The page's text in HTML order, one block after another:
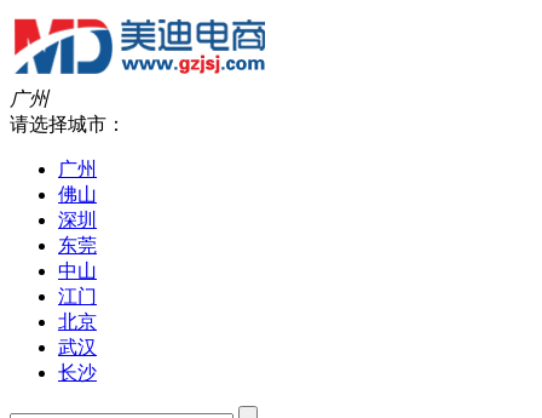
广州
请选择城市：
广州
佛山
深圳
东莞
中山
江门
北京
武汉
长沙